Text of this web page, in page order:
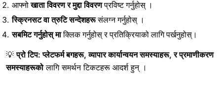
आफ्नोखाता विवरण र मुद्दा विवरणप्रविष्ट गर्नुहोस् ।
स्क्रिनसट वा त्रुटि सन्देशहरूसंलग्न गर्नुहोस् ।
सबमिट गर्नुहोस् माक्लिक गर्नुहोस्र प्रतिक्रियाको लागि पर्खनुहोस्।
💡प्रो टिप:प्लेटफर्म बगहरू, व्यापार कार्यान्वयन समस्याहरू, र प्रमाणीकरण
समस्याहरूकोलागि समर्थन टिकटहरू आदर्श हुन् ।